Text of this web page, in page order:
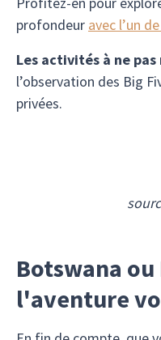
profondeur avec l’un
Les activités à ne pas
l’observation des Big
privées.
Botswana ou
l'aventure